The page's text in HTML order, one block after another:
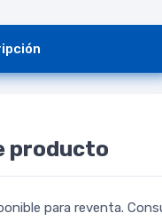
producto
para reventa.